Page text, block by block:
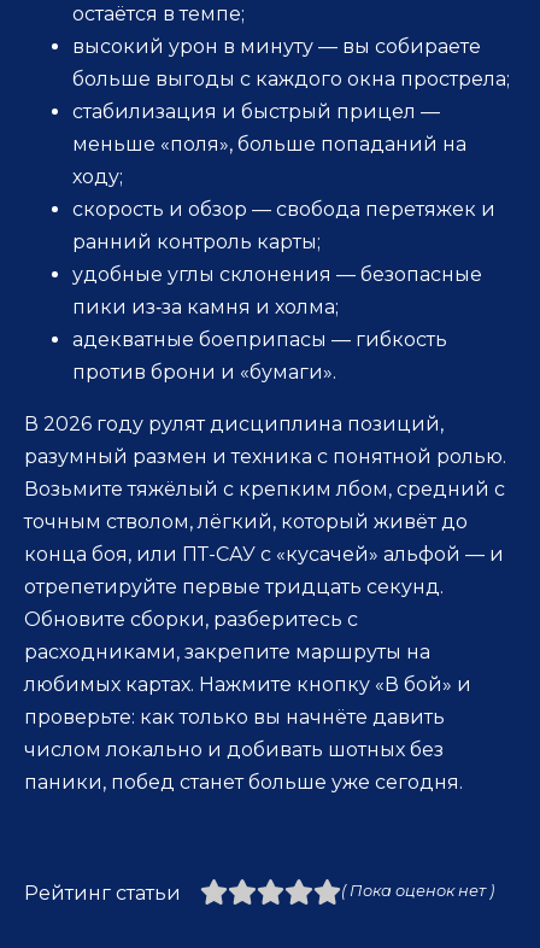
остаётся в темпе;
высокий урон в минуту — вы собираете
больше выгоды с каждого окна прострела;
стабилизация и быстрый прицел —
меньше «поля», больше попаданий на
ходу;
скорость и обзор — свобода перетяжек и
ранний контроль карты;
удобные углы склонения — безопасные
пики из‑за камня и холма;
адекватные боеприпасы — гибкость
против брони и «бумаги».
В 2026 году рулят дисциплина позиций,
разумный размен и техника с понятной ролью.
Возьмите тяжёлый с крепким лбом, средний с
точным стволом, лёгкий, который живёт до
конца боя, или ПТ-САУ с «кусачей» альфой — и
отрепетируйте первые тридцать секунд.
Обновите сборки, разберитесь с
расходниками, закрепите маршруты на
любимых картах. Нажмите кнопку «В бой» и
проверьте: как только вы начнёте давить
числом локально и добивать шотных без
паники, побед станет больше уже сегодня.
Рейтинг статьи ( Пока оценок нет )